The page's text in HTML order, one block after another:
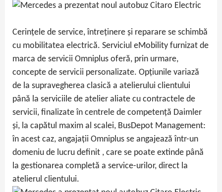
Cerințele de service, întreținere și reparare se schimbă
cu mobilitatea electrică. Serviciul eMobility furnizat de
marca de servicii Omniplus oferă, prin urmare,
concepte de servicii personalizate. Opțiunile variază
de la supravegherea clasică a atelierului clientului
până la serviciile de atelier aliate cu contractele de
servicii, finalizate în centrele de competență Daimler
și, la capătul maxim al scalei, BusDepot Management:
în acest caz, angajații Omniplus se angajează într-un
domeniu de lucru definit , care se poate extinde până
la gestionarea completă a service-urilor, direct la
atelierul clientului.